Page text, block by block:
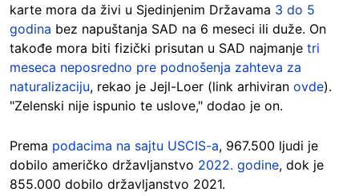
karte mora da živi u Sjedinjenim Državama 3 do 5
godina bez napuštanja SAD na 6 meseci ili duže. On
takođe mora biti fizički prisutan u SAD najmanje tri
meseca neposredno pre podnošenja zahteva za
naturalizaciju, rekao je Jejl-Loer (link arhiviran ovde).
"Zelenski nije ispunio te uslove," dodao je on.
Prema podacima na sajtu USCIS-a, 967.500 ljudi je
dobilo američko državljanstvo 2022. godine, dok je
855.000 dobilo državljanstvo 2021.